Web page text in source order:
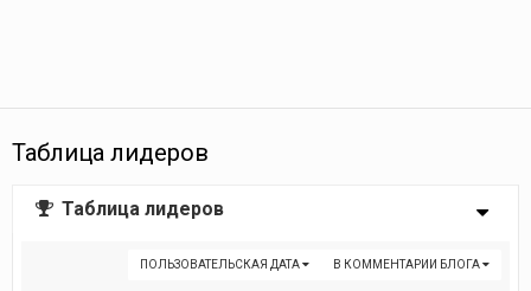
Таблица лидеров
Таблица лидеров
В КОММЕНТАРИИ БЛОГА
ПОЛЬЗОВАТЕЛЬСКАЯ ДАТА